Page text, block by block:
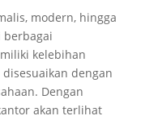
modern, hingga
berbagai
kelebihan
dengan
Dengan
akan terlihat